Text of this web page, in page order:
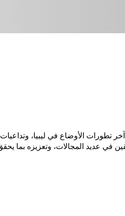
آخر تطورات الأوضاع في ليبيا،